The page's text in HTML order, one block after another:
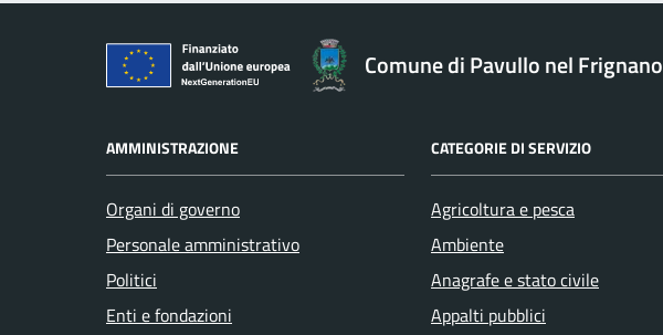
Comune di Pavullo nel Frignano
AMMINISTRAZIONE
Organi di governo
Personale amministrativo
Politici
Enti e fondazioni
CATEGORIE DI SERVIZIO
Agricoltura e pesca
Ambiente
Anagrafe e stato civile
Appalti pubblici